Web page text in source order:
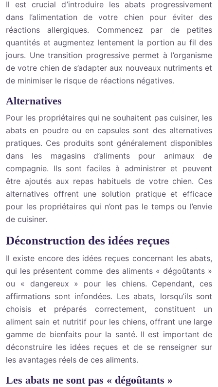
Il est crucial d’introduire les abats progressivement
dans l’alimentation de votre chien pour éviter des
réactions allergiques. Commencez par de petites
quantités et augmentez lentement la portion au fil des
jours. Une transition progressive permet à l’organisme
de votre chien de s’adapter aux nouveaux nutriments et
de minimiser le risque de réactions négatives.
Alternatives
Pour les propriétaires qui ne souhaitent pas cuisiner, les
abats en poudre ou en capsules sont des alternatives
pratiques. Ces produits sont généralement disponibles
dans les magasins d’aliments pour animaux de
compagnie. Ils sont faciles à administrer et peuvent
être ajoutés aux repas habituels de votre chien. Ces
alternatives offrent une solution pratique et efficace
pour les propriétaires qui n’ont pas le temps ou l’envie
de cuisiner.
Déconstruction des idées reçues
Il existe encore des idées reçues concernant les abats,
qui les présentent comme des aliments « dégoûtants »
ou « dangereux » pour les chiens. Cependant, ces
affirmations sont infondées. Les abats, lorsqu’ils sont
choisis et préparés correctement, constituent un
aliment sain et nutritif pour les chiens, offrant une large
gamme de bienfaits pour la santé. Il est important de
déconstruire les idées reçues et de se renseigner sur
les avantages réels de ces aliments.
Les abats ne sont pas « dégoûtants »